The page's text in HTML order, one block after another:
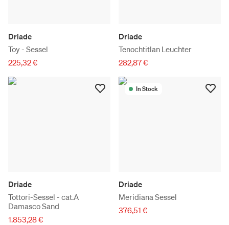
Driade
Toy - Sessel
225,32 €
Driade
Tenochtitlan Leuchter
282,87 €
Driade
Tottori-Sessel - cat.A
Damasco Sand
1.853,28 €
In Stock
Driade
Meridiana Sessel
376,51 €